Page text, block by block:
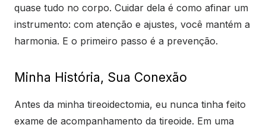
quase tudo no corpo. Cuidar dela é como afinar um
instrumento: com atenção e ajustes, você mantém a
harmonia. E o primeiro passo é a prevenção.
Minha História, Sua Conexão
Antes da minha tireoidectomia, eu nunca tinha feito
exame de acompanhamento da tireoide. Em uma